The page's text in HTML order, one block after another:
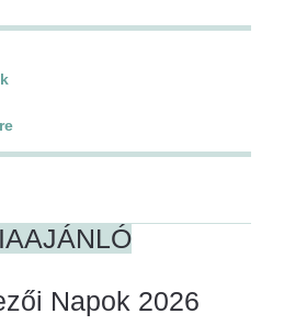
Napok 2026